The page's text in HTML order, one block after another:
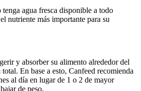
agua fresca disponible a todo
nutriente más importante para su
y absorber su alimento alrededor del
En base a esto, Canfeed recomienda
al día en lugar de 1 o 2 de mayor
de peso.